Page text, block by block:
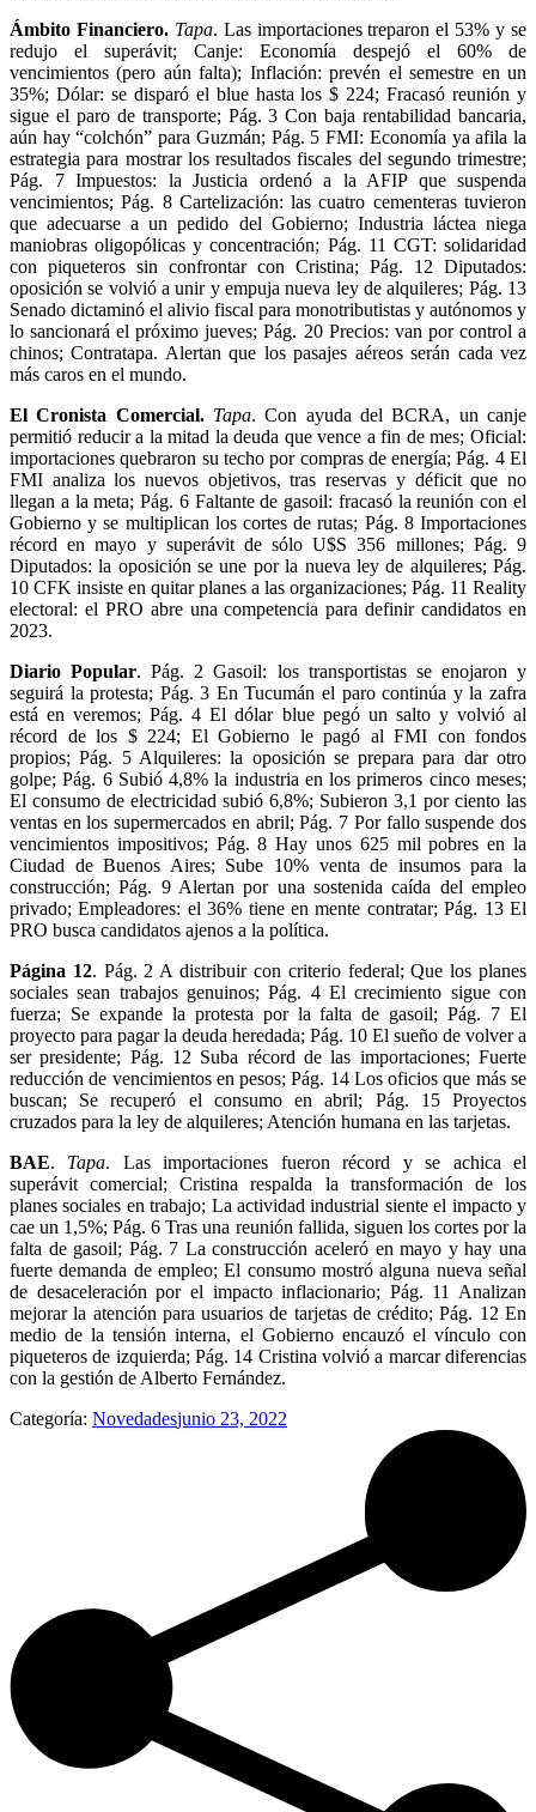
Ámbito Financiero. Tapa. Las importaciones treparon el 53% y se
redujo el superávit; Canje: Economía despejó el 60% de
vencimientos (pero aún falta); Inflación: prevén el semestre en un
35%; Dólar: se disparó el blue hasta los $ 224; Fracasó reunión y
sigue el paro de transporte; Pág. 3 Con baja rentabilidad bancaria,
aún hay “colchón” para Guzmán; Pág. 5 FMI: Economía ya afila la
estrategia para mostrar los resultados fiscales del segundo trimestre;
Pág. 7 Impuestos: la Justicia ordenó a la AFIP que suspenda
vencimientos; Pág. 8 Cartelización: las cuatro cementeras tuvieron
que adecuarse a un pedido del Gobierno; Industria láctea niega
maniobras oligopólicas y concentración; Pág. 11 CGT: solidaridad
con piqueteros sin confrontar con Cristina; Pág. 12 Diputados:
oposición se volvió a unir y empuja nueva ley de alquileres; Pág. 13
Senado dictaminó el alivio fiscal para monotributistas y autónomos y
lo sancionará el próximo jueves; Pág. 20 Precios: van por control a
chinos; Contratapa. Alertan que los pasajes aéreos serán cada vez
más caros en el mundo.
El Cronista Comercial. Tapa. Con ayuda del BCRA, un canje
permitió reducir a la mitad la deuda que vence a fin de mes; Oficial:
importaciones quebraron su techo por compras de energía; Pág. 4 El
FMI analiza los nuevos objetivos, tras reservas y déficit que no
llegan a la meta; Pág. 6 Faltante de gasoil: fracasó la reunión con el
Gobierno y se multiplican los cortes de rutas; Pág. 8 Importaciones
récord en mayo y superávit de sólo U$S 356 millones; Pág. 9
Diputados: la oposición se une por la nueva ley de alquileres; Pág.
10 CFK insiste en quitar planes a las organizaciones; Pág. 11 Reality
electoral: el PRO abre una competencia para definir candidatos en
2023.
Diario Popular. Pág. 2 Gasoil: los transportistas se enojaron y
seguirá la protesta; Pág. 3 En Tucumán el paro continúa y la zafra
está en veremos; Pág. 4 El dólar blue pegó un salto y volvió al
récord de los $ 224; El Gobierno le pagó al FMI con fondos
propios; Pág. 5 Alquileres: la oposición se prepara para dar otro
golpe; Pág. 6 Subió 4,8% la industria en los primeros cinco meses;
El consumo de electricidad subió 6,8%; Subieron 3,1 por ciento las
ventas en los supermercados en abril; Pág. 7 Por fallo suspende dos
vencimientos impositivos; Pág. 8 Hay unos 625 mil pobres en la
Ciudad de Buenos Aires; Sube 10% venta de insumos para la
construcción; Pág. 9 Alertan por una sostenida caída del empleo
privado; Empleadores: el 36% tiene en mente contratar; Pág. 13 El
PRO busca candidatos ajenos a la política.
Página 12. Pág. 2 A distribuir con criterio federal; Que los planes
sociales sean trabajos genuinos; Pág. 4 El crecimiento sigue con
fuerza; Se expande la protesta por la falta de gasoil; Pág. 7 El
proyecto para pagar la deuda heredada; Pág. 10 El sueño de volver a
ser presidente; Pág. 12 Suba récord de las importaciones; Fuerte
reducción de vencimientos en pesos; Pág. 14 Los oficios que más se
buscan; Se recuperó el consumo en abril; Pág. 15 Proyectos
cruzados para la ley de alquileres; Atención humana en las tarjetas.
BAE. Tapa. Las importaciones fueron récord y se achica el
superávit comercial; Cristina respalda la transformación de los
planes sociales en trabajo; La actividad industrial siente el impacto y
cae un 1,5%; Pág. 6 Tras una reunión fallida, siguen los cortes por la
falta de gasoil; Pág. 7 La construcción aceleró en mayo y hay una
fuerte demanda de empleo; El consumo mostró alguna nueva señal
de desaceleración por el impacto inflacionario; Pág. 11 Analizan
mejorar la atención para usuarios de tarjetas de crédito; Pág. 12 En
medio de la tensión interna, el Gobierno encauzó el vínculo con
piqueteros de izquierda; Pág. 14 Cristina volvió a marcar diferencias
con la gestión de Alberto Fernández.
Categoría: Novedadesjunio 23, 2022